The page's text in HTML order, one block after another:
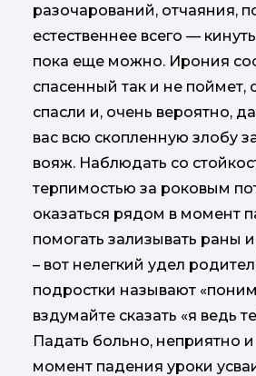
разочарований, отчаяния,
естественнее всего —
пока еще можно. Ирония
спасенный так и не поймет,
спасли и, очень вероятно,
вас всю скопленную злобу
вояж. Наблюдать со
терпимостью за роковым
оказаться рядом в момент
помогать зализывать раны
– вот нелегкий удел
подростки называют
вздумайте сказать «я ведь
Падать больно, неприятно
момент падения уроки